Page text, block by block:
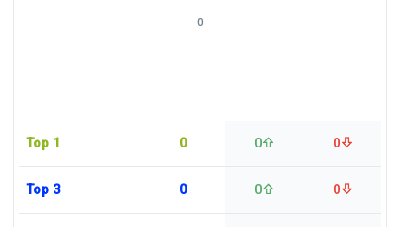
Top 1 0 0 0
Top 3 0 0 0
0